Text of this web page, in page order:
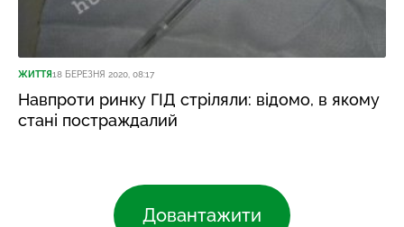
ЖИТТЯ18 БЕРЕЗНЯ 2020, 08:17
Навпроти ринку ГІД стріляли: відомо, в якому
стані постраждалий
Довантажити